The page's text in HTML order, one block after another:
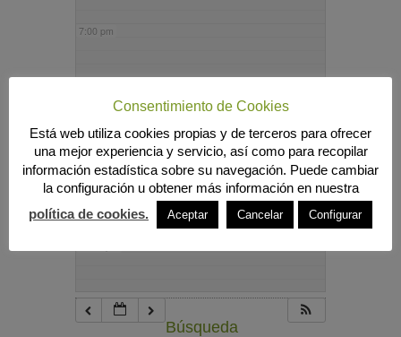
7:00 pm
9:00 pm
10:00 pm
Búsqueda
Consentimiento de Cookies
Está web utiliza cookies propias y de terceros para ofrecer
una mejor experiencia y servicio, así como para recopilar
información estadística sobre su navegación. Puede cambiar
la configuración u obtener más información en nuestra
política de cookies.
Aceptar Cancelar Configurar